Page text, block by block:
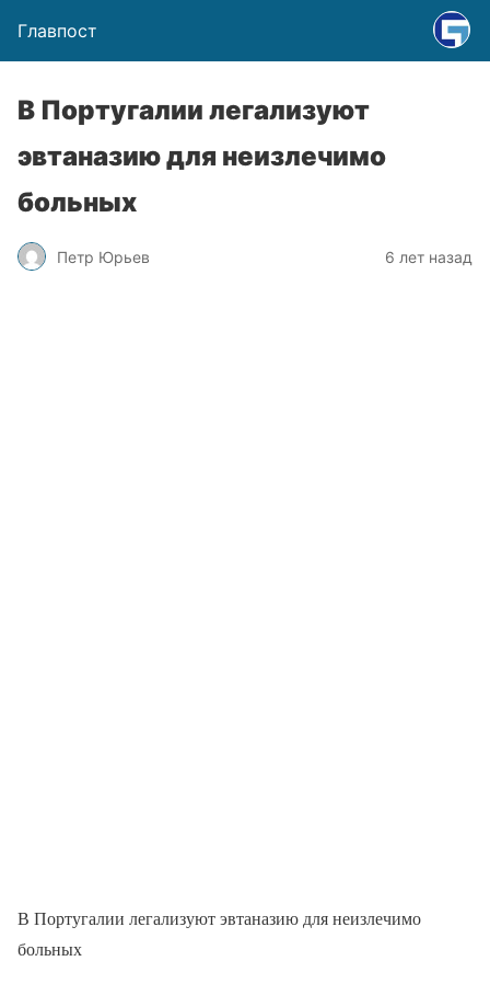
Главпост
В Португалии легализуют
эвтаназию для неизлечимо
больных
Петр Юрьев 6 лет назад
В Португалии легализуют эвтаназию для неизлечимо
больных